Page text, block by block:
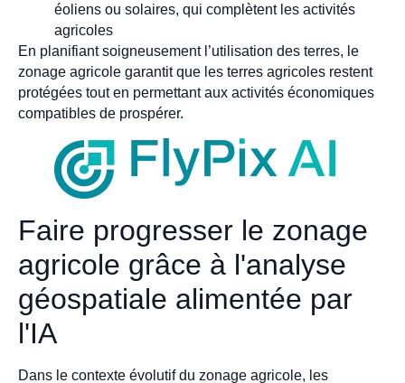
éoliens ou solaires, qui complètent les activités
agricoles
En planifiant soigneusement l’utilisation des terres, le
zonage agricole garantit que les terres agricoles restent
protégées tout en permettant aux activités économiques
compatibles de prospérer.
Faire progresser le zonage
agricole grâce à l'analyse
géospatiale alimentée par
l'IA
Dans le contexte évolutif du zonage agricole, les